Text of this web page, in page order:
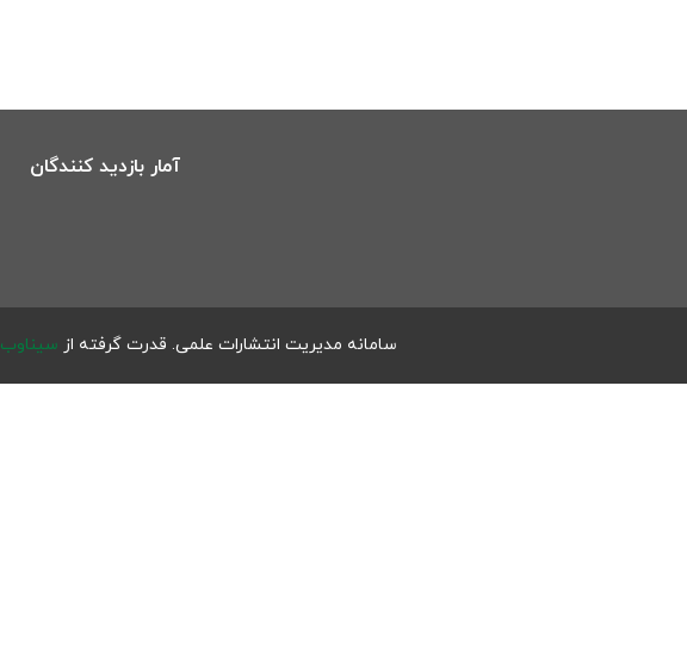
آمار بازدید کنندگان
سامانه مدیریت انتشارات علمی. قدرت گرفته از سیناوب